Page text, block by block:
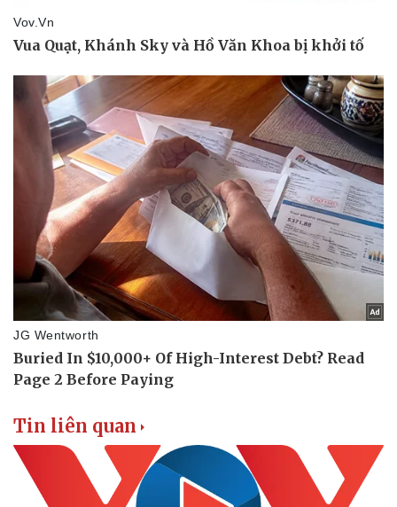
Doanh nghiệp
Thông tin doanh nghiệp
Doanh nghiệp 24h
Doanh nhân
Vì cộng đồng
Công nghệ
Sành điệu
Tin Công nghệ
Trải nghiệm
Chuyển đổi số
Tin liên quan